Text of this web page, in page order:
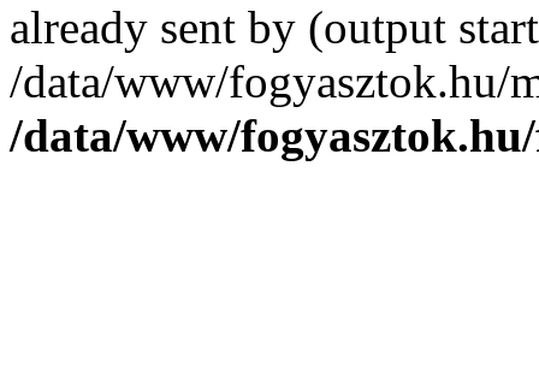
already sent by (output
/data/www/fogyasztok.hu/
/data/www/